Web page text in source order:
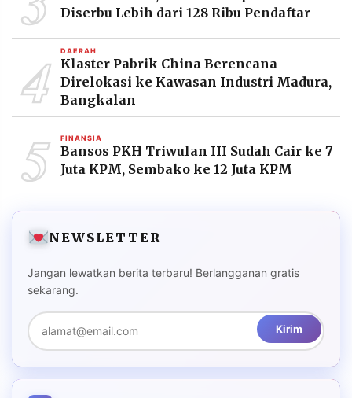
Diserbu Lebih dari 128 Ribu Pendaftar
4 DAERAH
Klaster Pabrik China Berencana
Direlokasi ke Kawasan Industri Madura,
Bangkalan
5 FINANSIA
Bansos PKH Triwulan III Sudah Cair ke 7
Juta KPM, Sembako ke 12 Juta KPM
NEWSLETTER
Jangan lewatkan berita terbaru! Berlangganan gratis
sekarang.
Kirim